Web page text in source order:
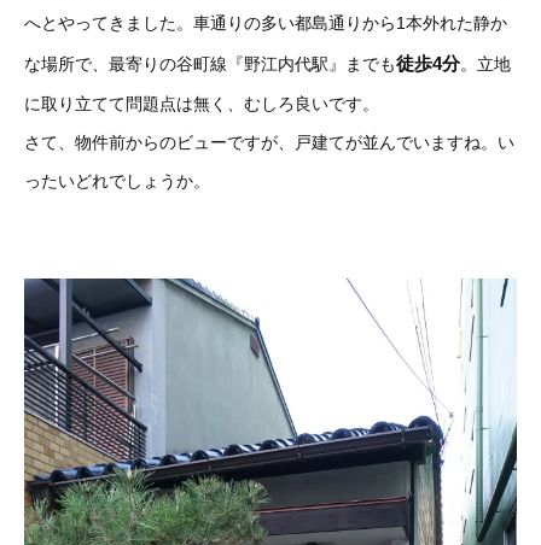
へとやってきました。車通りの多い都島通りから1本外れた静か
な場所で、最寄りの谷町線『野江内代駅』までも徒歩4分。立地
に取り立てて問題点は無く、むしろ良いです。
さて、物件前からのビューですが、戸建てが並んでいますね。い
ったいどれでしょうか。